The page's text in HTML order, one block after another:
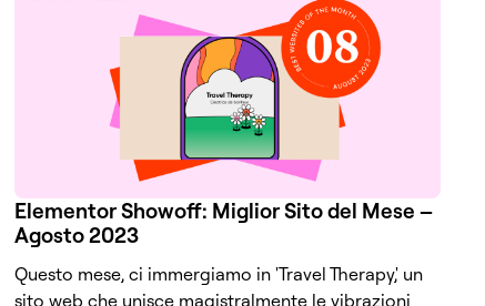
Elementor Showoff: Miglior Sito del Mese –
Agosto 2023
Questo mese, ci immergiamo in 'Travel Therapy,' un
sito web che unisce magistralmente le vibrazioni